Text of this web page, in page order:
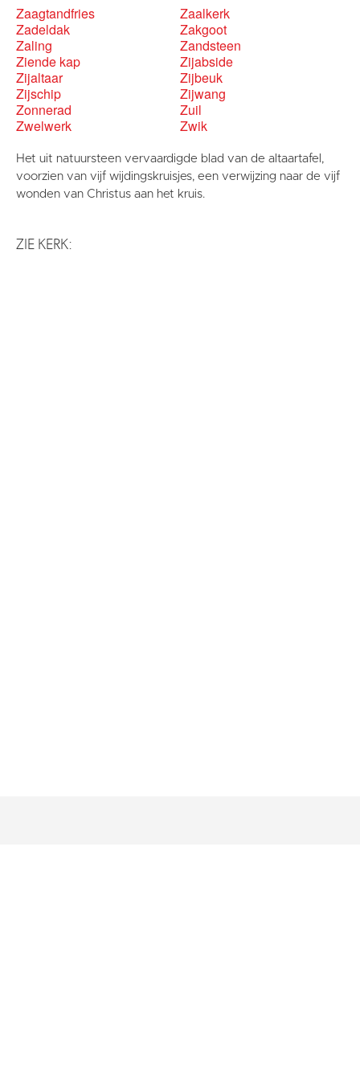
Zaagtandfries
Zaalkerk
Zadeldak
Zakgoot
Zaling
Zandsteen
Ziende kap
Zijabside
Zijaltaar
Zijbeuk
Zijschip
Zijwang
Zonnerad
Zuil
Zwelwerk
Zwik
Het uit natuursteen vervaardigde blad van de altaartafel,
voorzien van vijf wijdingskruisjes, een verwijzing naar de vijf
wonden van Christus aan het kruis.
ZIE KERK: